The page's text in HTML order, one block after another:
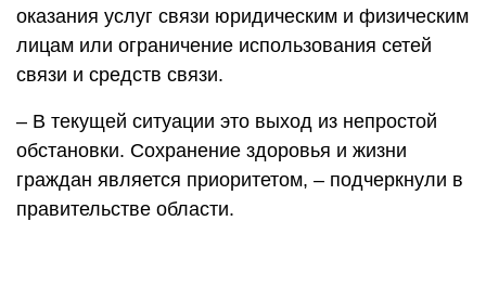
оказания услуг связи юридическим и физическим
лицам или ограничение использования сетей
связи и средств связи.
– В текущей ситуации это выход из непростой
обстановки. Сохранение здоровья и жизни
граждан является приоритетом, – подчеркнули в
правительстве области.